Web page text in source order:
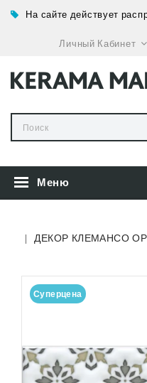
На сайте действует
Личный Кабинет
Меню
ДЕКОР КЛЕМАНСО
Суперцена